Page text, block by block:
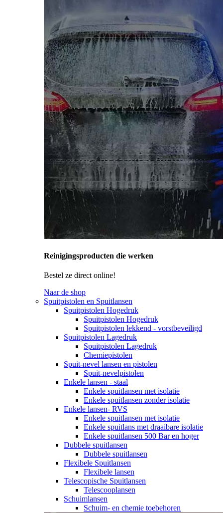
Reinigingsproducten die werken
Bestel ze direct online!
Naar de shop
Spuitpistolen en Spuitlansen
Spuitpistolen Hogedruk
Spuitpistolen Hogedruk
Spuitpistolen lekkend - vorstbeveiligd
Spuitpistolen Lagedruk
Spuitpistolen Lagedruk
Chemiepistolen
Spuit-nevel lansen en pistolen
Spuit-nevelpistolen
Enkele lansen - staal
Enkele spuitlansen met isolatie
Enkele spuitlansen zonder isolatie
Enkele lansen- RVS
Enkele spuitlansen met isolatie
Enkele spuitlans met draaibare isolatie
Enkele spuitlansen 500 Bar en hoger
Dubbele spuitlansen
Dubbele spuitlansen
Flexibele Spuitlansen
Flexibele lansen
Telescopische Spuitlansen
Telescooplansen
Schuimlansen
Schuim- en chemie toebehoren